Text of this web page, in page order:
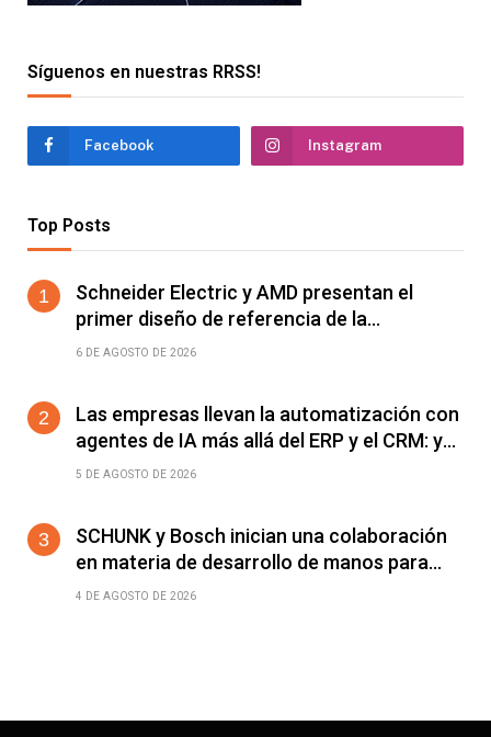
Síguenos en nuestras RRSS!
Facebook Instagram
Top Posts
Schneider Electric y AMD presentan el
primer diseño de referencia de la
plataforma Helios para acelerar el
6 DE AGOSTO DE 2026
Las empresas llevan la automatización con
agentes de IA más allá del ERP y el CRM: ya
alcanza a cualquier software conectable
5 DE AGOSTO DE 2026
SCHUNK y Bosch inician una colaboración
en materia de desarrollo de manos para
robots humanoides
4 DE AGOSTO DE 2026